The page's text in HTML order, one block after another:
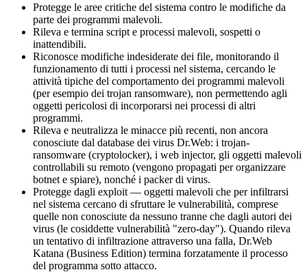
Protegge le aree critiche del sistema contro le modifiche da
parte dei programmi malevoli.
Rileva e termina script e processi malevoli, sospetti o
inattendibili.
Riconosce modifiche indesiderate dei file, monitorando il
funzionamento di tutti i processi nel sistema, cercando le
attività tipiche del comportamento dei programmi malevoli
(per esempio dei trojan ransomware), non permettendo agli
oggetti pericolosi di incorporarsi nei processi di altri
programmi.
Rileva e neutralizza le minacce più recenti, non ancora
conosciute dal database dei virus Dr.Web: i trojan-
ransomware (cryptolocker), i web injector, gli oggetti malevoli
controllabili su remoto (vengono propagati per organizzare
botnet e spiare), nonché i packer di virus.
Protegge dagli exploit — oggetti malevoli che per infiltrarsi
nel sistema cercano di sfruttare le vulnerabilità, comprese
quelle non conosciute da nessuno tranne che dagli autori dei
virus (le cosiddette vulnerabilità "zero-day"). Quando rileva
un tentativo di infiltrazione attraverso una falla, Dr.Web
Katana (Business Edition) termina forzatamente il processo
del programma sotto attacco.